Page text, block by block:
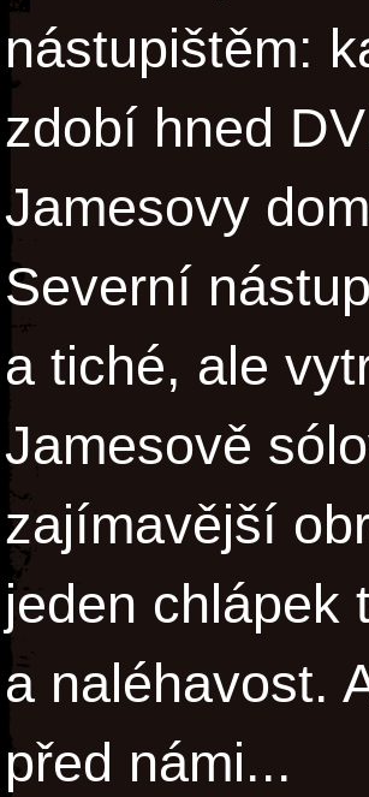
nástupištěm:
zdobí hned
Jamesovy
Severní
a tiché, ale
Jamesově
zajímavější
jeden chlápek
a naléhavost.
před námi...